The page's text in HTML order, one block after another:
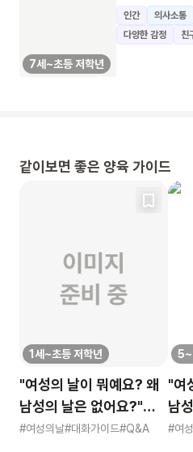
7세~초등 저학년
인간 의사소통
다양한 감정
친
같이보면 좋은 양육 가이드
1세~초등 저학년
"여성의 날이 뭐예요? 왜
남성의 날은 없어요?"
묻는 어린이에게 이렇게
#여성의날#대화가이드#Q&A
"여
남
묻
#여